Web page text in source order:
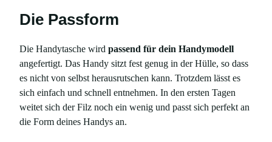
Die Passform
Die Handytasche wird passend für dein Handymodell
angefertigt. Das Handy sitzt fest genug in der Hülle, so dass
es nicht von selbst herausrutschen kann. Trotzdem lässt es
sich einfach und schnell entnehmen. In den ersten Tagen
weitet sich der Filz noch ein wenig und passt sich perfekt an
die Form deines Handys an.